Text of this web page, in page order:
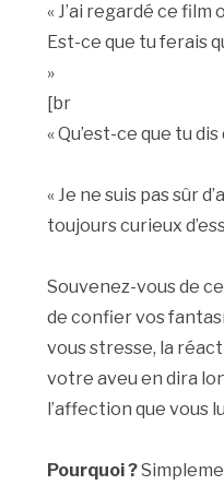
« J’ai regardé ce
Est-ce que tu ferais
»
[br
« Qu’est-ce que tu dis
« Je ne suis pas sûr
toujours curieux
Souvenez-vous de
de confier vos
vous stresse, la
votre aveu en dira
l’affection que vous
Pourquoi ?